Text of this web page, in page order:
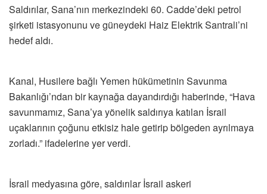
Saldırılar, Sana’nın merkezindeki 60. Cadde’deki petrol
şirketi istasyonunu ve güneydeki Haiz Elektrik Santrali’ni
hedef aldı.
Kanal, Husilere bağlı Yemen hükümetinin Savunma
Bakanlığı’ndan bir kaynağa dayandırdığı haberinde, “Hava
savunmamız, Sana’ya yönelik saldırıya katılan İsrail
uçaklarının çoğunu etkisiz hale getirip bölgeden ayrılmaya
zorladı.” ifadelerine yer verdi.
İsrail medyasına göre, saldırılar İsrail askeri